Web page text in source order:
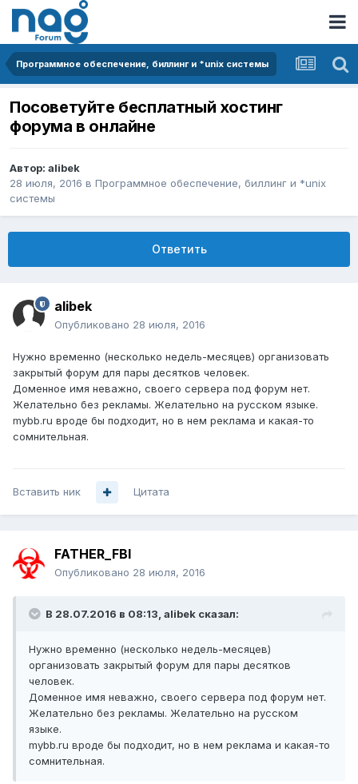
Программное обеспечение, биллинг и *unix системы
Посоветуйте бесплатный хостинг
форума в онлайне
Автор: alibek
28 июля, 2016 в Программное обеспечение, биллинг и *unix
системы
Ответить
alibek
Опубликовано 28 июля, 2016
Нужно временно (несколько недель-месяцев) организовать
закрытый форум для пары десятков человек.
Доменное имя неважно, своего сервера под форум нет.
Желательно без рекламы. Желательно на русском языке.
mybb.ru вроде бы подходит, но в нем реклама и какая-то
сомнительная.
Вставить ник Цитата
FATHER_FBI
Опубликовано 28 июля, 2016
В 28.07.2016 в 08:13, alibek сказал:
Нужно временно (несколько недель-месяцев)
организовать закрытый форум для пары десятков
человек.
Доменное имя неважно, своего сервера под форум нет.
Желательно без рекламы. Желательно на русском
языке.
mybb.ru вроде бы подходит, но в нем реклама и какая-то
сомнительная.